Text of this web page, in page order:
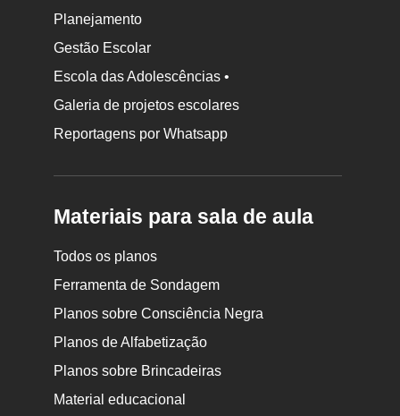
Planejamento
Gestão Escolar
Escola das Adolescências •
Galeria de projetos escolares
Reportagens por Whatsapp
Materiais para sala de aula
Todos os planos
Ferramenta de Sondagem
Planos sobre Consciência Negra
Planos de Alfabetização
Planos sobre Brincadeiras
Material educacional